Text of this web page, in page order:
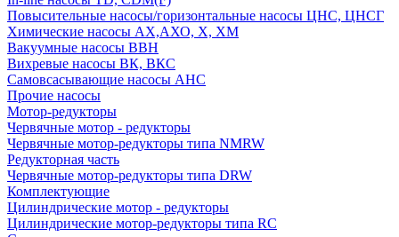
Повысительные насосы/горизонтальные насосы ЦНС, ЦНСГ
Химические насосы АХ,АХО, Х, ХМ
Вакуумные насосы ВВН
Вихревые насосы ВК, ВКС
Самовсасывающие насосы АНС
Прочие насосы
Мотор-редукторы
Червячные мотор - редукторы
Червячные мотор-редукторы типа NMRW
Редукторная часть
Червячные мотор-редукторы типа DRW
Комплектующие
Цилиндрические мотор - редукторы
Цилиндрические мотор-редукторы типа RC